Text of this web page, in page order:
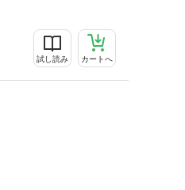
試し読み カートへ